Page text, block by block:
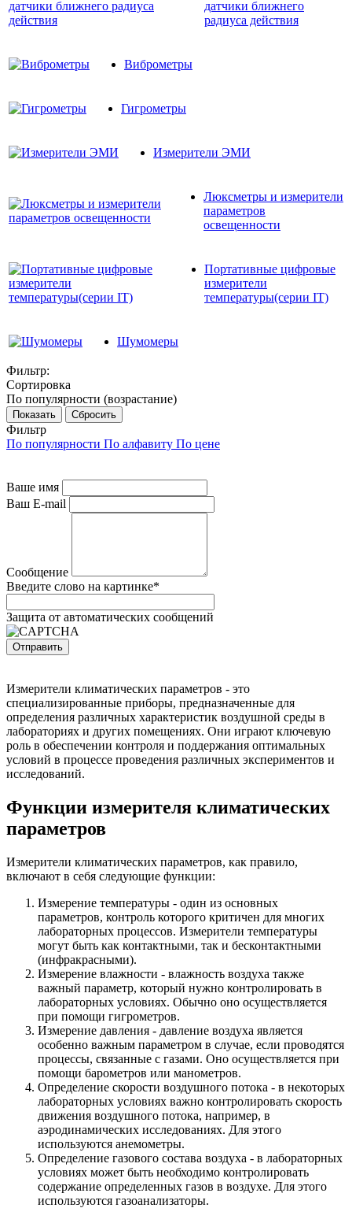
датчики ближнего
радиуса действия
Виброметры
Гигрометры
Измерители ЭМИ
Люксметры и измерители
параметров
освещенности
Портативные цифровые
измерители
температуры(серии IT)
Шумомеры
Фильтр:
Сортировка
По популярности (возрастание)
Показать Сбросить
Фильтр
По популярности По алфавиту По цене
Ваше имя
Ваш E-mail
Сообщение
Введите слово на картинке*
Защита от автоматических сообщений
Измерители климатических параметров - это
специализированные приборы, предназначенные для
определения различных характеристик воздушной среды в
лабораториях и других помещениях. Они играют ключевую
роль в обеспечении контроля и поддержания оптимальных
условий в процессе проведения различных экспериментов и
исследований.
Функции измерителя климатических
параметров
Измерители климатических параметров, как правило,
включают в себя следующие функции:
Измерение температуры - один из основных
параметров, контроль которого критичен для многих
лабораторных процессов. Измерители температуры
могут быть как контактными, так и бесконтактными
(инфракрасными).
Измерение влажности - влажность воздуха также
важный параметр, который нужно контролировать в
лабораторных условиях. Обычно оно осуществляется
при помощи гигрометров.
Измерение давления - давление воздуха является
особенно важным параметром в случае, если проводятся
процессы, связанные с газами. Оно осуществляется при
помощи барометров или манометров.
Определение скорости воздушного потока - в некоторых
лабораторных условиях важно контролировать скорость
движения воздушного потока, например, в
аэродинамических исследованиях. Для этого
используются анемометры.
Определение газового состава воздуха - в лабораторных
условиях может быть необходимо контролировать
содержание определенных газов в воздухе. Для этого
используются газоанализаторы.